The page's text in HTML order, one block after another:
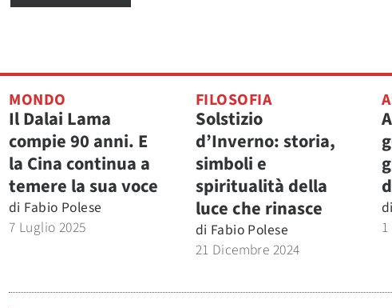
MONDO
Il Dalai Lama
compie 90 anni. E
la Cina continua a
temere la sua voce
di Fabio Polese
7 Luglio 2025
FILOSOFIA
Solstizio
d’Inverno: storia,
simboli e
spiritualità della
luce che rinasce
di Fabio Polese
21 Dicembre 2024
di